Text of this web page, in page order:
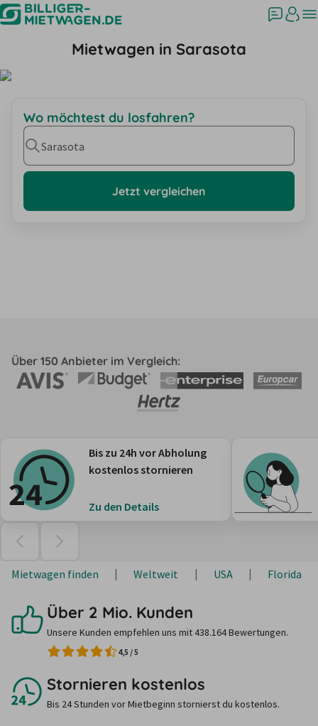
Mietwagen in Sarasota
Wo möchtest du losfahren?
Sarasota
Jetzt vergleichen
Über 150 Anbieter im Vergleich:
Bis zu 24h vor Abholung
kostenlos stornieren
Zu den Details
Mietwagen finden Weltweit USA Florida
Über 2 Mio. Kunden
Unsere Kunden empfehlen uns mit 438.164 Bewertungen.
4,5 /5
Stornieren kostenlos
Bis 24 Stunden vor Mietbeginn stornierst du kostenlos.